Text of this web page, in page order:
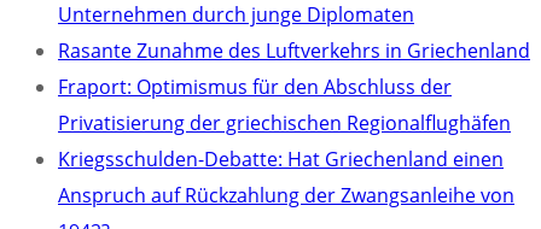
Unternehmen durch junge Diplomaten
Rasante Zunahme des Luftverkehrs in Griechenland
Fraport: Optimismus für den Abschluss der
Privatisierung der griechischen Regionalflughäfen
Kriegsschulden-Debatte: Hat Griechenland einen
Anspruch auf Rückzahlung der Zwangsanleihe von